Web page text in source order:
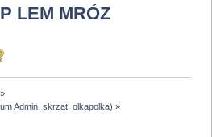
LEM MRÓZ
Admin ,skrzat ,olkapolka) »